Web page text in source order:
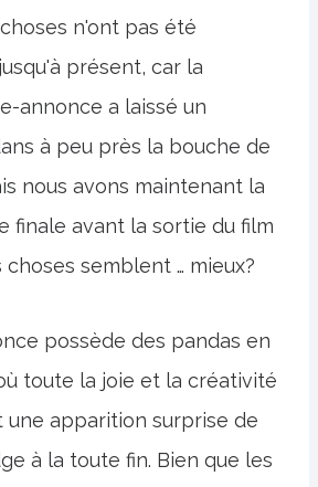
n'ont pas été
présent, car la
annonce a laissé un
à peu près la bouche de
nous avons maintenant la
finale avant la sortie du film
semblent … mieux?
possède des pandas en
toute la joie et la créativité
une apparition surprise de
à la toute fin. Bien que les